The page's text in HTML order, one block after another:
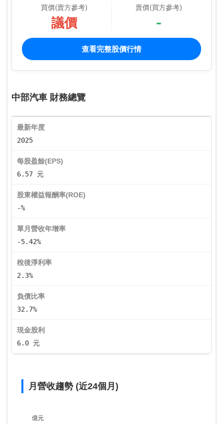
買價(賣方參考)
議價
賣價(買方參考)
-
查看完整股價行情
中部汽車 財務總覽
最新年度
2025
每股盈餘(EPS)
6.57 元
股東權益報酬率(ROE)
-%
單月營收年增率
-5.42%
稅後淨利率
2.3%
負債比率
32.7%
現金股利
6.0 元
月營收趨勢 (近24個月)